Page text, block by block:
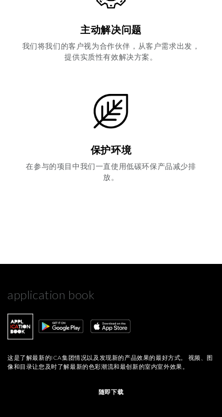
presente sito. Puoi gestire in maniera del tutto autonoma i
Cookie", accettando o inibendo l'utilizzo delle diverse
tipologie di Cookie attive sul nostro sito.
主动解决问题
我们将我们的客户视为合作伙伴，从客户需求出发，
提供实质性有效解决方案。
保护环境
在参与的项目中我们一直使用低碳环保产品减少排
放。
application book
这是了解最新的ICA集团情况以及发现新的产品效果的最好方式。 视频、图
像和目录让您及时了解最新的色彩潮流和最创新的室内室外效果。
随即下载